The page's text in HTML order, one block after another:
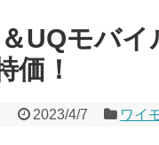
UQモバイ
価！
2023/4/7 ワイ